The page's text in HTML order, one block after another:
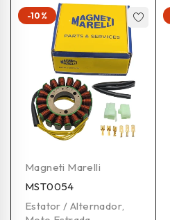
-10%
Magneti Marelli
MST0054
Estator / Alternador,